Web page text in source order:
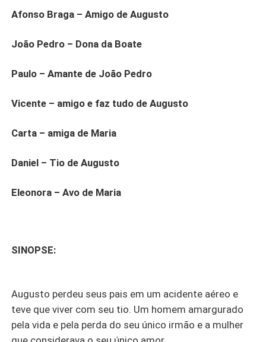
Afonso Braga – Amigo de Augusto
João Pedro – Dona da Boate
Paulo – Amante de João Pedro
Vicente – amigo e faz tudo de Augusto
Carta – amiga de Maria
Daniel – Tio de Augusto
Eleonora – Avo de Maria
SINOPSE:
Augusto perdeu seus pais em um acidente aéreo e
teve que viver com seu tio. Um homem amargurado
pela vida e pela perda do seu único irmão e a mulher